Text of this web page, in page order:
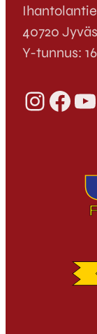
Ihantolantie
40720
Y-tunnus:
InstagramFacebook YouTube